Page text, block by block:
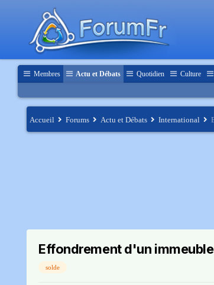
Membres Actu et Débats Quotidien Culture
Accueil Forums Actu et Débats International
Effondrement d'un
solde